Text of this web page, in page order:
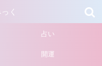
く
占い
開運